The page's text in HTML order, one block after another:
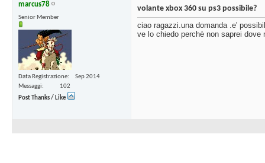
marcus78
Senior Member
Data Registrazione
Sep 2014
Messaggi
102
Post Thanks / Like
volante xbox 360 su ps3 possibile?
ciao ragazzi.una domanda .e'
ve lo chiedo perchè non saprei